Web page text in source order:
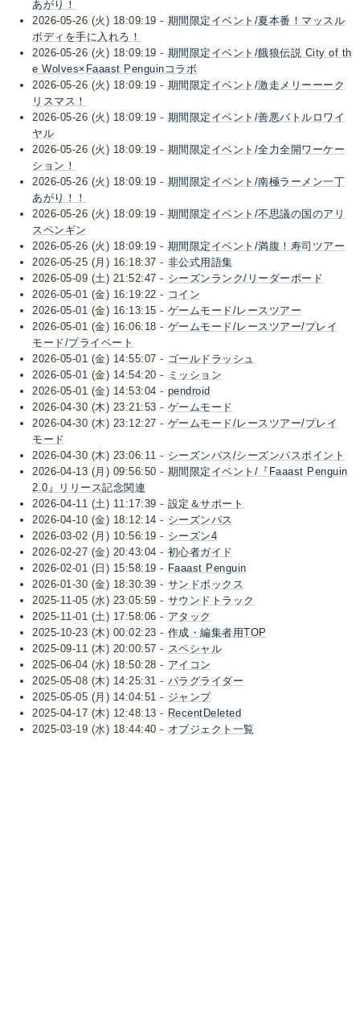
あがり！
2026-05-26 (火) 18:09:19 - 期間限定イベント/夏本番！マッスル
ボディを手に入れろ！
2026-05-26 (火) 18:09:19 - 期間限定イベント/餓狼伝説 City of th
e Wolves×Faaast Penguinコラボ
2026-05-26 (火) 18:09:19 - 期間限定イベント/激走メリーーーク
リスマス！
2026-05-26 (火) 18:09:19 - 期間限定イベント/善悪バトルロワイ
ヤル
2026-05-26 (火) 18:09:19 - 期間限定イベント/全力全開ワーケー
ション！
2026-05-26 (火) 18:09:19 - 期間限定イベント/南極ラーメン一丁
あがり！！
2026-05-26 (火) 18:09:19 - 期間限定イベント/不思議の国のアリ
スペンギン
2026-05-26 (火) 18:09:19 - 期間限定イベント/満腹！寿司ツアー
2026-05-25 (月) 16:18:37 - 非公式用語集
2026-05-09 (土) 21:52:47 - シーズンランク/リーダーボード
2026-05-01 (金) 16:19:22 - コイン
2026-05-01 (金) 16:13:15 - ゲームモード/レースツアー
2026-05-01 (金) 16:06:18 - ゲームモード/レースツアー/プレイ
モード/プライベート
2026-05-01 (金) 14:55:07 - ゴールドラッシュ
2026-05-01 (金) 14:54:20 - ミッション
2026-05-01 (金) 14:53:04 - pendroid
2026-04-30 (木) 23:21:53 - ゲームモード
2026-04-30 (木) 23:12:27 - ゲームモード/レースツアー/プレイ
モード
2026-04-30 (木) 23:06:11 - シーズンパス/シーズンパスポイント
2026-04-13 (月) 09:56:50 - 期間限定イベント/『Faaast Penguin
2.0』リリース記念関連
2026-04-11 (土) 11:17:39 - 設定＆サポート
2026-04-10 (金) 18:12:14 - シーズンパス
2026-03-02 (月) 10:56:19 - シーズン4
2026-02-27 (金) 20:43:04 - 初心者ガイド
2026-02-01 (日) 15:58:19 - Faaast Penguin
2026-01-30 (金) 18:30:39 - サンドボックス
2025-11-05 (水) 23:05:59 - サウンドトラック
2025-11-01 (土) 17:58:06 - アタック
2025-10-23 (木) 00:02:23 - 作成・編集者用TOP
2025-09-11 (木) 20:00:57 - スペシャル
2025-06-04 (水) 18:50:28 - アイコン
2025-05-08 (木) 14:25:31 - パラグライダー
2025-05-05 (月) 14:04:51 - ジャンプ
2025-04-17 (木) 12:48:13 - RecentDeleted
2025-03-19 (水) 18:44:40 - オブジェクト一覧